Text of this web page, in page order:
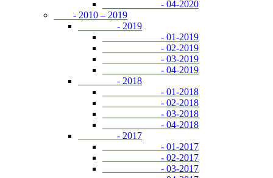
- 04-2020
- 2010 – 2019
- 2019
- 01-2019
- 02-2019
- 03-2019
- 04-2019
- 2018
- 01-2018
- 02-2018
- 03-2018
- 04-2018
- 2017
- 01-2017
- 02-2017
- 03-2017